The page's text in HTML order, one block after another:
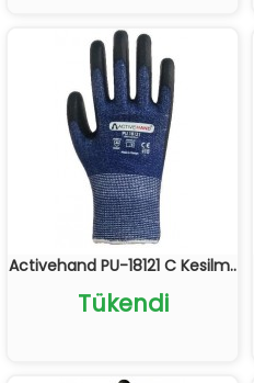
Activehand PU-18121 C Kesilm..
Tükendi